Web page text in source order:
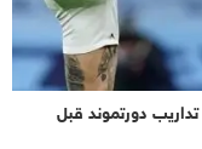
دورتموند قبل